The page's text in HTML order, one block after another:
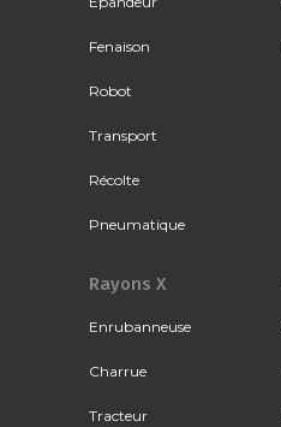
Fenaison
Robot
Transport
Récolte
Pneumatique
Rayons X
Enrubanneuse
Charrue
Tracteur